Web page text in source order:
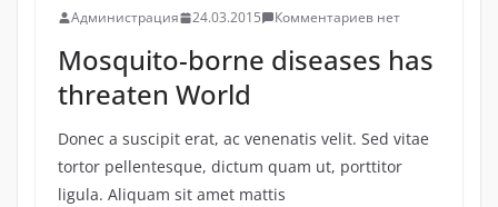
Администрация 24.03.2015 Комментариев нет
Mosquito-borne diseases has
threaten World
Donec a suscipit erat, ac venenatis velit. Sed vitae
tortor pellentesque, dictum quam ut, porttitor
ligula. Aliquam sit amet mattis